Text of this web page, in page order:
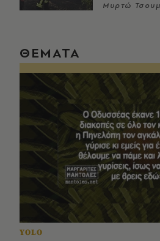
Μυρτώ
ΘΕΜΑΤΑ
YOLO